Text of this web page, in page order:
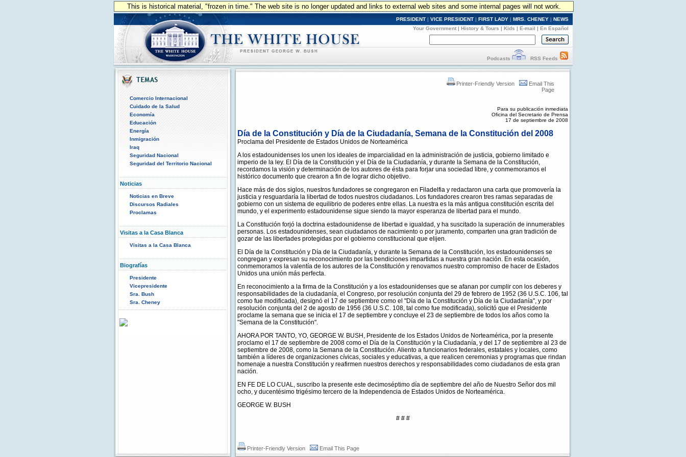
This is historical material, "frozen in time." The web site is no longer updated and links to external web sites and some internal pages will not work.
PRESIDENT | VICE PRESIDENT | FIRST LADY | MRS. CHENEY | NEWS
Your Government | History & Tours | Kids | E-mail | En Español
Podcasts RSS Feeds
Comercio Internacional
Cuidado de la Salud
Economía
Educación
Energía
Inmigración
Iraq
Seguridad Nacional
Seguridad del Territorio Nacional
Noticias
Noticias en Breve
Discursos Radiales
Proclamas
Visitas a la Casa Blanca
Visitas a la Casa Blanca
Biografías
Presidente
Vicepresidente
Sra. Bush
Sra. Cheney
Printer-Friendly Version
Email This
Page
Para su publicación inmediata
Oficina del Secretario de Prensa
17 de septiembre de 2008
Día de la Constitución y Día de la Ciudadanía, Semana de la Constitución del 2008
Proclama del Presidente de Estados Unidos de Norteamérica
A los estadounidenses los unen los ideales de imparcialidad en la administración de justicia, gobierno limitado e
imperio de la ley. El Día de la Constitución y el Día de la Ciudadanía, y durante la Semana de la Constitución,
recordamos la visión y determinación de los autores de ésta para forjar una sociedad libre, y conmemoramos el
histórico documento que crearon a fin de lograr dicho objetivo.
Hace más de dos siglos, nuestros fundadores se congregaron en Filadelfia y redactaron una carta que promovería la
justicia y resguardaría la libertad de todos nuestros ciudadanos. Los fundadores crearon tres ramas separadas de
gobierno con un sistema de equilibrio de poderes entre ellas. La nuestra es la más antigua constitución escrita del
mundo, y el experimento estadounidense sigue siendo la mayor esperanza de libertad para el mundo.
La Constitución forjó la doctrina estadounidense de libertad e igualdad, y ha suscitado la superación de innumerables
personas. Los estadounidenses, sean ciudadanos de nacimiento o por juramento, comparten una gran tradición de
gozar de las libertades protegidas por el gobierno constitucional que elijen.
El Día de la Constitución y Día de la Ciudadanía, y durante la Semana de la Constitución, los estadounidenses se
congregan y expresan su reconocimiento por las bendiciones impartidas a nuestra gran nación. En esta ocasión,
conmemoramos la valentía de los autores de la Constitución y renovamos nuestro compromiso de hacer de Estados
Unidos una unión más perfecta.
En reconocimiento a la firma de la Constitución y a los estadounidenses que se afanan por cumplir con los deberes y
responsabilidades de la ciudadanía, el Congreso, por resolución conjunta del 29 de febrero de 1952 (36 U.S.C. 106, tal
como fue modificada), designó el 17 de septiembre como el "Día de la Constitución y Día de la Ciudadanía", y por
resolución conjunta del 2 de agosto de 1956 (36 U.S.C. 108, tal como fue modificada), solicitó que el Presidente
proclame la semana que se inicia el 17 de septiembre y concluye el 23 de septiembre de todos los años como la
"Semana de la Constitución".
AHORA POR TANTO, YO, GEORGE W. BUSH, Presidente de los Estados Unidos de Norteamérica, por la presente
proclamo el 17 de septiembre de 2008 como el Día de la Constitución y la Ciudadanía, y del 17 de septiembre al 23 de
septiembre de 2008, como la Semana de la Constitución. Aliento a funcionarios federales, estatales y locales, como
también a líderes de organizaciones cívicas, sociales y educativas, a que realicen ceremonias y programas que rindan
homenaje a nuestra Constitución y reafirmen nuestros derechos y responsabilidades como ciudadanos de esta gran
nación.
EN FE DE LO CUAL, suscribo la presente este decimoséptimo día de septiembre del año de Nuestro Señor dos mil
ocho, y ducentésimo trigésimo tercero de la Independencia de Estados Unidos de Norteamérica.
GEORGE W. BUSH
# # #
Printer-Friendly Version Email This Page